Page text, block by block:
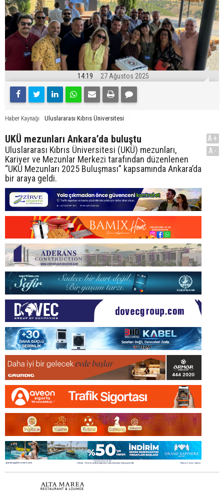
14:19 27 Ağustos 2025
Haber Kaynağı Uluslararası Kıbrıs Üniversitesi
UKÜ mezunları Ankara’da buluştu
Uluslararası Kıbrıs Üniversitesi (UKÜ) mezunları,
Kariyer ve Mezunlar Merkezi tarafından düzenlenen
“UKÜ Mezunları 2025 Buluşması” kapsamında Ankara’da
bir araya geldi.
A+
A-